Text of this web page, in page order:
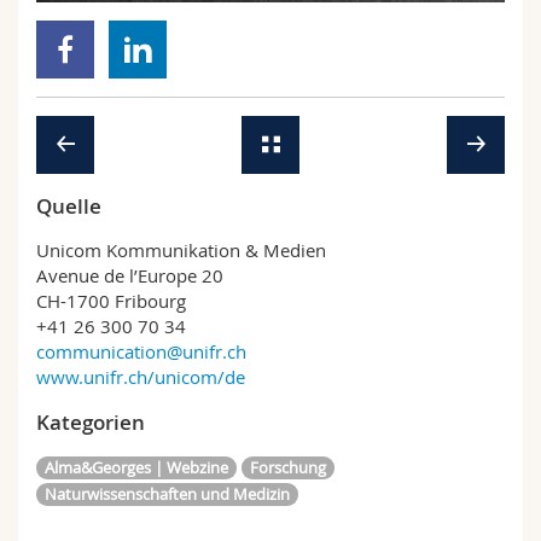
Math.-Nat. und Med. Fak.
Interfakultär
Mitarbeitende
Doktorierende
Webmail
Vorlesungsverzeichnis
MyUnifr
Quelle
Unicom Kommunikation & Medien
Avenue de l’Europe 20
CH-1700 Fribourg
+41 26 300 70 34
communication@unifr.ch
www.unifr.ch/unicom/de
Kategorien
Alma&Georges | Webzine
Forschung
Naturwissenschaften und Medizin